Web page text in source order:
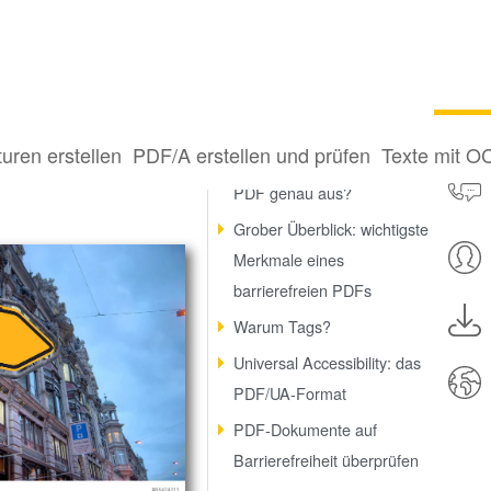
erstellen PDF/A erstellen und prüfen Texte mit
2/3)
Wie sieht ein barrierefreies
PDF genau aus?
Grober Überblick: wichtigste
Merkmale eines
barrierefreien PDFs
Warum Tags?
Universal Accessibility: das
PDF/UA-Format
PDF-Dokumente auf
Barrierefreiheit überprüfen